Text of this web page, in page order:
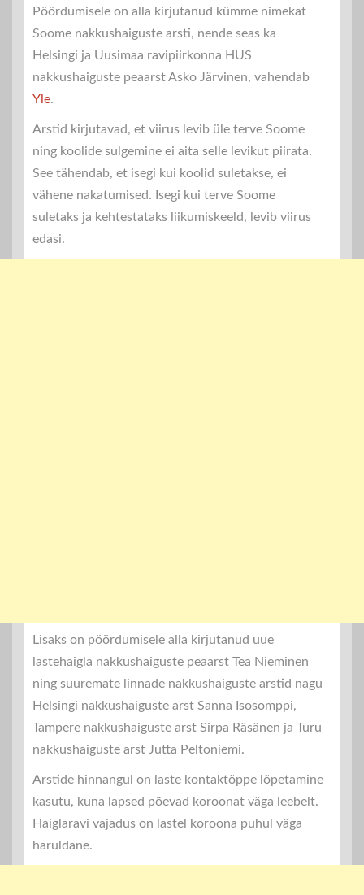
Pöördumisele on alla kirjutanud kümme nimekat
Soome nakkushaiguste arsti, nende seas ka
Helsingi ja Uusimaa ravipiirkonna HUS
nakkushaiguste peaarst Asko Järvinen, vahendab
Yle.
Arstid kirjutavad, et viirus levib üle terve Soome
ning koolide sulgemine ei aita selle levikut piirata.
See tähendab, et isegi kui koolid suletakse, ei
vähene nakatumised. Isegi kui terve Soome
suletaks ja kehtestataks liikumiskeeld, levib viirus
edasi.
Lisaks on pöördumisele alla kirjutanud uue
lastehaigla nakkushaiguste peaarst Tea Nieminen
ning suuremate linnade nakkushaiguste arstid nagu
Helsingi nakkushaiguste arst Sanna Isosomppi,
Tampere nakkushaiguste arst Sirpa Räsänen ja Turu
nakkushaiguste arst Jutta Peltoniemi.
Arstide hinnangul on laste kontaktõppe lõpetamine
kasutu, kuna lapsed põevad koroonat väga leebelt.
Haiglaravi vajadus on lastel koroona puhul väga
haruldane.